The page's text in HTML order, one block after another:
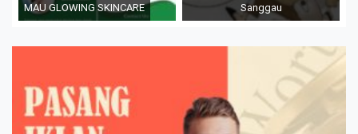
MAU GLOWING SKINCARE
Sanggau